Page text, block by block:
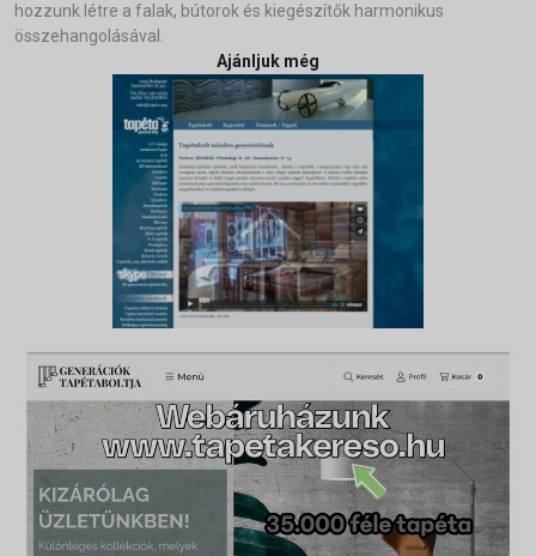
hozzunk létre a falak, bútorok és kiegészítők harmonikus
összehangolásával.
Ajánljuk még